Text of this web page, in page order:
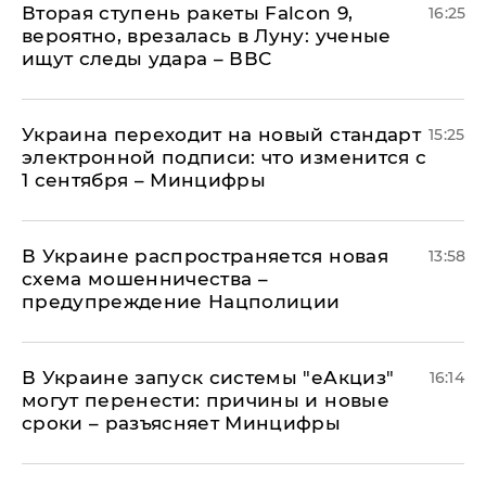
Вторая ступень ракеты Falcon 9,
вероятно, врезалась в Луну: ученые
ищут следы удара – ВВС
16:25
Украина переходит на новый стандарт
электронной подписи: что изменится с
1 сентября – Минцифры
15:25
В Украине распространяется новая
схема мошенничества –
предупреждение Нацполиции
13:58
В Украине запуск системы "еАкциз"
могут перенести: причины и новые
сроки – разъясняет Минцифры
16:14